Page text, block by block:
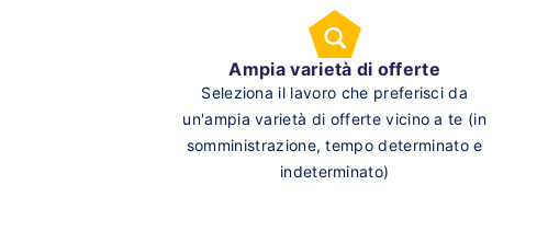
Ampia varietà di offerte
Seleziona il lavoro che preferisci da
un'ampia varietà di offerte vicino a te (in
somministrazione, tempo determinato e
indeterminato)